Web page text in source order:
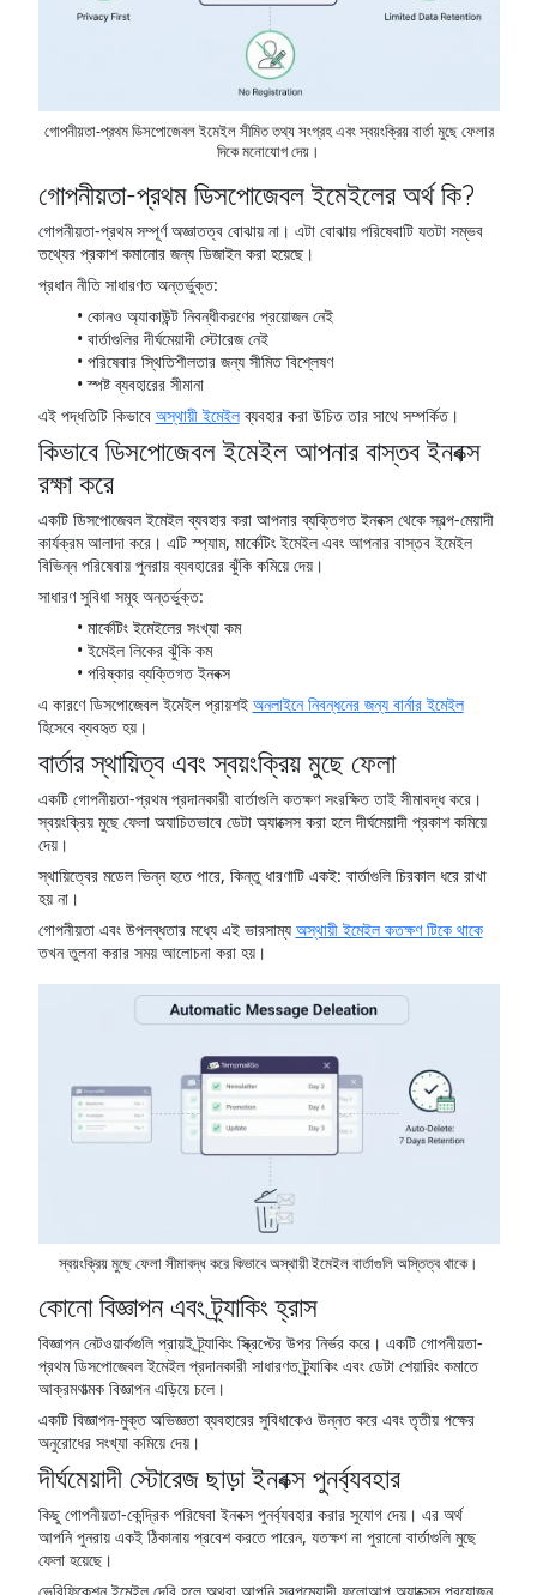
গোপনীয়তা-প্রথম ডিসপোজেবল ইমেইল সীমিত তথ্য সংগ্রহ এবং স্বয়ংক্রিয় বার্তা মুছে ফেলার
দিকে মনোযোগ দেয়।
গোপনীয়তা-প্রথম ডিসপোজেবল ইমেইলের অর্থ কি?
গোপনীয়তা-প্রথম সম্পূর্ণ অজ্ঞাতত্ব বোঝায় না। এটা বোঝায় পরিষেবাটি যতটা সম্ভব
তথ্যের প্রকাশ কমানোর জন্য ডিজাইন করা হয়েছে।
প্রধান নীতি সাধারণত অন্তর্ভুক্ত:
কোনও অ্যাকাউন্ট নিবন্ধীকরণের প্রয়োজন নেই
বার্তাগুলির দীর্ঘমেয়াদী স্টোরেজ নেই
পরিষেবার স্থিতিশীলতার জন্য সীমিত বিশ্লেষণ
স্পষ্ট ব্যবহারের সীমানা
এই পদ্ধতিটি কিভাবে অস্থায়ী ইমেইলব্যবহার করা উচিত তার সাথে সম্পর্কিত।
কিভাবে ডিসপোজেবল ইমেইল আপনার বাস্তব ইনবক্স
রক্ষা করে
একটি ডিসপোজেবল ইমেইল ব্যবহার করা আপনার ব্যক্তিগত ইনবক্স থেকে স্বল্প-মেয়াদী
কার্যক্রম আলাদা করে। এটি স্প্যাম, মার্কেটিং ইমেইল এবং আপনার বাস্তব ইমেইল
বিভিন্ন পরিষেবায় পুনরায় ব্যবহারের ঝুঁকি কমিয়ে দেয়।
সাধারণ সুবিধা সমূহ অন্তর্ভুক্ত:
মার্কেটিং ইমেইলের সংখ্যা কম
ইমেইল লিকের ঝুঁকি কম
পরিষ্কার ব্যক্তিগত ইনবক্স
এ কারণে ডিসপোজেবল ইমেইল প্রায়শই অনলাইনে নিবন্ধনের জন্য বার্নার ইমেইল
হিসেবে ব্যবহৃত হয়।
বার্তার স্থায়িত্ব এবং স্বয়ংক্রিয় মুছে ফেলা
একটি গোপনীয়তা-প্রথম প্রদানকারী বার্তাগুলি কতক্ষণ সংরক্ষিত তাই সীমাবদ্ধ করে।
স্বয়ংক্রিয় মুছে ফেলা অযাচিতভাবে ডেটা অ্যাক্সেস করা হলে দীর্ঘমেয়াদী প্রকাশ কমিয়ে
দেয়।
স্থায়িত্বের মডেল ভিন্ন হতে পারে, কিন্তু ধারণাটি একই: বার্তাগুলি চিরকাল ধরে রাখা
হয় না।
গোপনীয়তা এবং উপলব্ধতার মধ্যে এই ভারসাম্য অস্থায়ী ইমেইল কতক্ষণ টিকে থাকে
তখন তুলনা করার সময় আলোচনা করা হয়।
স্বয়ংক্রিয় মুছে ফেলা সীমাবদ্ধ করে কিভাবে অস্থায়ী ইমেইল বার্তাগুলি অস্তিত্ব থাকে।
কোনো বিজ্ঞাপন এবং ট্র্যাকিং হ্রাস
বিজ্ঞাপন নেটওয়ার্কগুলি প্রায়ই ট্র্যাকিং স্ক্রিপ্টের উপর নির্ভর করে। একটি গোপনীয়তা-
প্রথম ডিসপোজেবল ইমেইল প্রদানকারী সাধারণত ট্র্যাকিং এবং ডেটা শেয়ারিং কমাতে
আক্রমণাত্মক বিজ্ঞাপন এড়িয়ে চলে।
একটি বিজ্ঞাপন-মুক্ত অভিজ্ঞতা ব্যবহারের সুবিধাকেও উন্নত করে এবং তৃতীয় পক্ষের
অনুরোধের সংখ্যা কমিয়ে দেয়।
দীর্ঘমেয়াদী স্টোরেজ ছাড়া ইনবক্স পুনর্ব্যবহার
কিছু গোপনীয়তা-কেন্দ্রিক পরিষেবা ইনবক্স পুনর্ব্যবহার করার সুযোগ দেয়। এর অর্থ
আপনি পুনরায় একই ঠিকানায় প্রবেশ করতে পারেন, যতক্ষণ না পুরানো বার্তাগুলি মুছে
ফেলা হয়েছে।